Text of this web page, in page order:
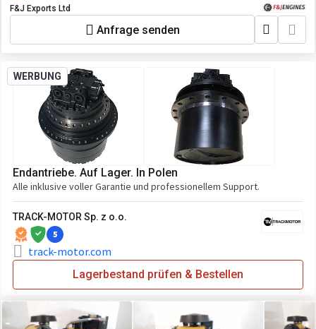
F&J Exports Ltd
Anfrage senden
WERBUNG
Endantriebe. Auf Lager. In Polen
Alle inklusive voller Garantie und professionellem Support.
TRACK-MOTOR Sp. z o.o.
5
track-motor.com
Lagerbestand prüfen & Bestellen